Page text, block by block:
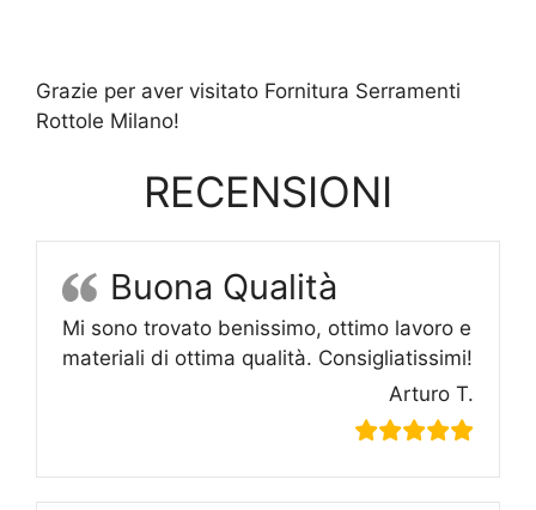
Grazie per aver visitato Fornitura Serramenti
Rottole Milano!
RECENSIONI
Buona Qualità
Mi sono trovato benissimo, ottimo lavoro e
materiali di ottima qualità. Consigliatissimi!
Arturo T.